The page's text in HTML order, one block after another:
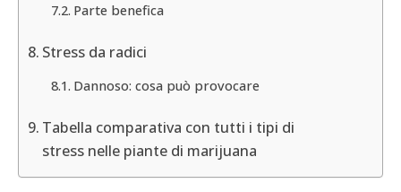
Parte benefica
Stress da radici
Dannoso: cosa può provocare
Tabella comparativa con tutti i tipi di
stress nelle piante di marijuana